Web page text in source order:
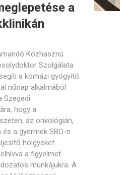
a
Közhasznú
Szolgálata
a kórházi gyógyító
nőnap alkalmából
Szegedi
hogy a
az onkológián,
a gyermek SBO-n
hölgyeket
a figyelmet
munkájukra. A